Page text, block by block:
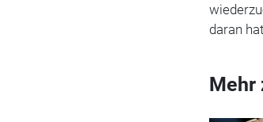
daran
Mehr